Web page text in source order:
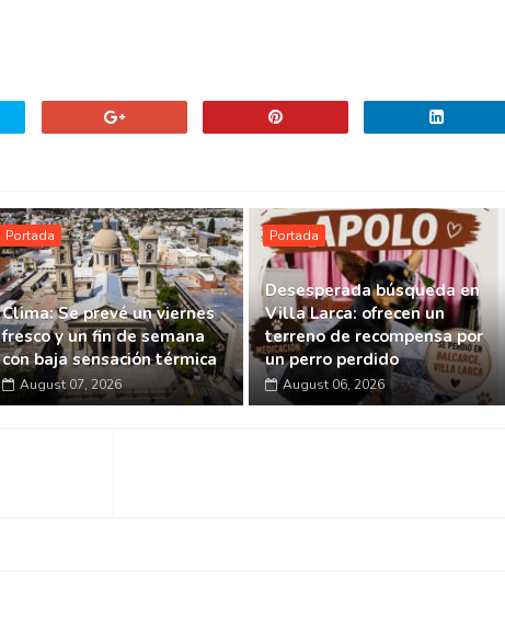
Portada
Clima: Se prevé un viernes
fresco y un fin de semana
con baja sensación térmica
August 07, 2026
Portada
Desesperada búsqueda en
Villa Larca: ofrecen un
terreno de recompensa por
un perro perdido
August 06, 2026